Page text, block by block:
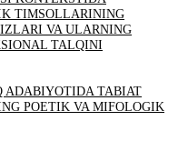
TIMSOLLARINING
VA ULARNING
TALQINI
ADABIYOTIDA TABIAT
POETIK VA MIFOLOGIK